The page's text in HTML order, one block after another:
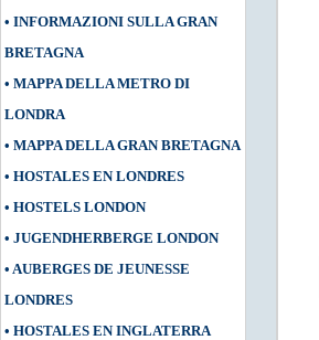
• INFORMAZIONI SULLA GRAN
BRETAGNA
• MAPPA DELLA METRO DI
LONDRA
• MAPPA DELLA GRAN BRETAGNA
• HOSTALES EN LONDRES
• HOSTELS LONDON
• JUGENDHERBERGE LONDON
• AUBERGES DE JEUNESSE
LONDRES
• HOSTALES EN INGLATERRA